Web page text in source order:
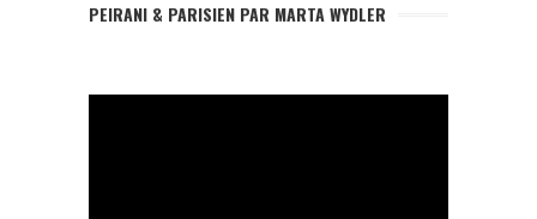
PEIRANI & PARISIEN PAR MARTA WYDLER